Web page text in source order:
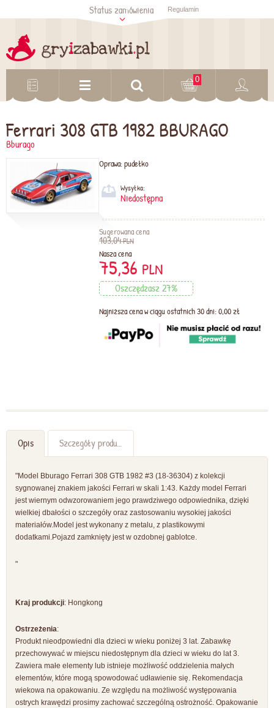
Sprawdź status
zamówienia
Status zamówienia Regulamin
0
Ferrari 308 GTB 1982 BBURAGO
Bburago
Oprawa:pudełko
Wysyłka:
Niedostępna
Sugerowana cena
103,04PLN
Nasza cena
75,36 PLN
Oszczędzasz 27%
Najniższa cena w ciągu ostatnich 30 dni: 0,00 zł
Opis Szczegóły produktu
"Model Bburago Ferrari 308 GTB 1982 #3 (18-36304) z kolekcji
sygnowanej znakiem jakości Ferrari w skali 1:43. Każdy model Ferrari
jest wiernym odwzorowaniem jego prawdziwego odpowiednika, dzięki
wielkiej dbałości o szczegóły oraz zastosowaniu wysokiej jakości
materiałów.Model jest wykonany z metalu, z plastikowymi
dodatkami.Pojazd zamknięty jest w ozdobnej gablotce.
"
Kraj produkcji: Hongkong
Ostrzeżenia:
Produkt nieodpowiedni dla dzieci w wieku poniżej 3 lat. Zabawkę
przechowywać w miejscu niedostępnym dla dzieci w wieku do lat 3.
Zawiera małe elementy lub istnieje możliwość oddzielenia małych
elementów, które mogą spowodować udławienie się. Rekomendacja
wiekowa na opakowaniu. Ze względu na możliwość występowania
ostrych krawędzi prosimy zachować szczególną ostrożność. Opakowanie